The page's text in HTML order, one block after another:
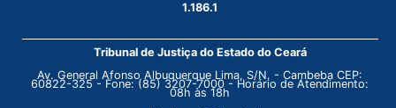
1.186.1
Tribunal de Justiça do Estado do Ceará
Av. General Afonso Albuquerque Lima, S/N. - Cambeba CEP:
60822-325 - Fone: (85) 3207-7000 - Horário de Atendimento:
08h às 18h